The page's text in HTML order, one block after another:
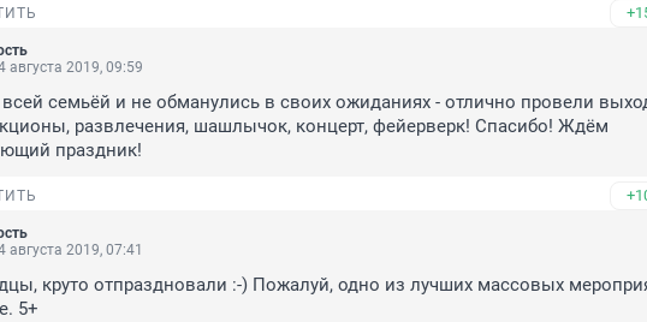
августа 2019, 09:59
семьёй и не обманулись в своих ожиданиях - отлично провели
развлечения, шашлычок, концерт, фейерверк! Спасибо! Ждём
праздник!
августа 2019, 07:41
круто отпраздновали :-) Пожалуй, одно из лучших массовых
5+